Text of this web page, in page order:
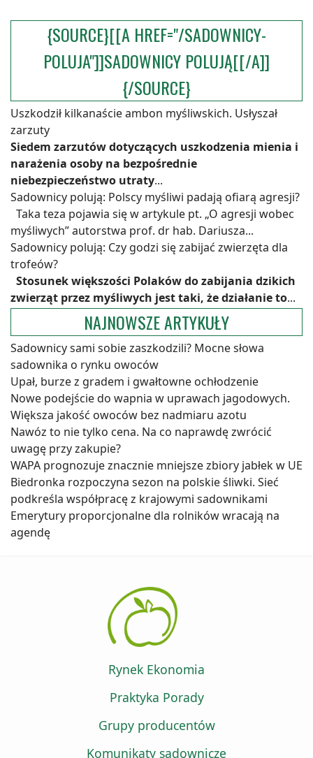
{SOURCE}[[A HREF="/SADOWNICY-
POLUJA"]]SADOWNICY POLUJĄ[[/A]]
{/SOURCE}
Uszkodził kilkanaście ambon myśliwskich. Usłyszał
zarzuty
Siedem zarzutów dotyczących uszkodzenia mienia i
narażenia osoby na bezpośrednie
niebezpieczeństwo utraty...
Sadownicy polują: Polscy myśliwi padają ofiarą agresji?
Taka teza pojawia się w artykule pt. „O agresji wobec
myśliwych” autorstwa prof. dr hab. Dariusza...
Sadownicy polują: Czy godzi się zabijać zwierzęta dla
trofeów?
Stosunek większości Polaków do zabijania dzikich
zwierząt przez myśliwych jest taki, że działanie to...
NAJNOWSZE ARTYKUŁY
Sadownicy sami sobie zaszkodzili? Mocne słowa
sadownika o rynku owoców
Upał, burze z gradem i gwałtowne ochłodzenie
Nowe podejście do wapnia w uprawach jagodowych.
Większa jakość owoców bez nadmiaru azotu
Nawóz to nie tylko cena. Na co naprawdę zwrócić
uwagę przy zakupie?
WAPA prognozuje znacznie mniejsze zbiory jabłek w UE
Biedronka rozpoczyna sezon na polskie śliwki. Sieć
podkreśla współpracę z krajowymi sadownikami
Emerytury proporcjonalne dla rolników wracają na
agendę
Rynek Ekonomia
Praktyka Porady
Grupy producentów
Komunikaty sadownicze